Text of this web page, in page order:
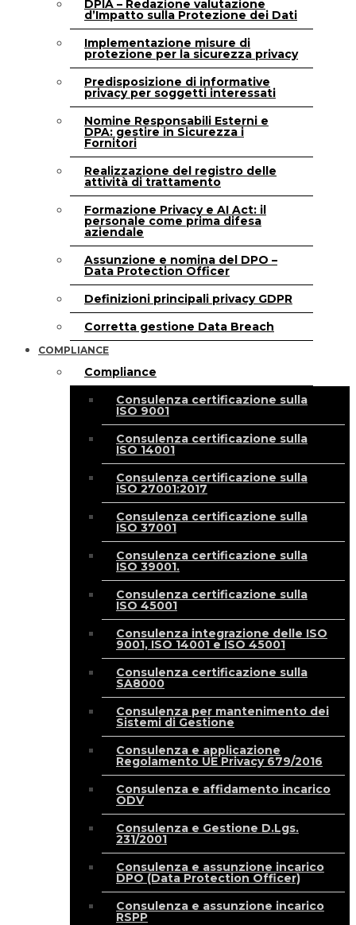
DPIA – Redazione valutazione
d’Impatto sulla Protezione dei Dati
Implementazione misure di
protezione per la sicurezza privacy
Predisposizione di informative
privacy per soggetti interessati
Nomine Responsabili Esterni e
DPA: gestire in Sicurezza i
Fornitori
Realizzazione del registro delle
attività di trattamento
Formazione Privacy e AI Act: il
personale come prima difesa
aziendale
Assunzione e nomina del DPO –
Data Protection Officer
Definizioni principali privacy GDPR
Corretta gestione Data Breach
COMPLIANCE
Compliance
Consulenza certificazione sulla
ISO 9001
Consulenza certificazione sulla
ISO 14001
Consulenza certificazione sulla
ISO 27001:2017
Consulenza certificazione sulla
ISO 37001
Consulenza certificazione sulla
ISO 39001.
Consulenza certificazione sulla
ISO 45001
Consulenza integrazione delle ISO
9001, ISO 14001 e ISO 45001
Consulenza certificazione sulla
SA8000
Consulenza per mantenimento dei
Sistemi di Gestione
Consulenza e applicazione
Regolamento UE Privacy 679/2016
Consulenza e affidamento incarico
ODV
Consulenza e Gestione D.Lgs.
231/2001
Consulenza e assunzione incarico
DPO (Data Protection Officer)
Consulenza e assunzione incarico
RSPP